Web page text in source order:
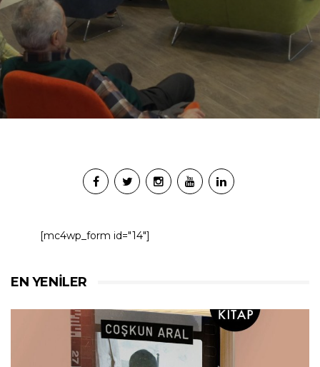
[mc4wp_form id="14"]
EN YENILER